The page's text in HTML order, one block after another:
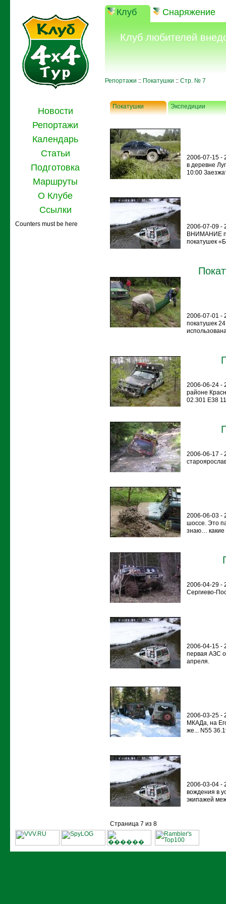
Клуб Снаряжение
Клуб любителей
Репортажи :: Покатушки :: Стр. № 7
Новости
Репортажи
Календарь
Статьи
Подготовка
Маршруты
О Клубе
Ссылки
Counters must be here
Покатушки Экспедиции
2006-07-15 -
в деревне
10:00
2006-07-09 -
ВНИМАНИЕ
покатушек
2006-07-01 -
покатушек
2006-06-24 -
районе
02.301 E38
2006-06-17 -
2006-06-03 -
шоссе. Это
знаю… какие
2006-04-29 -
Сергиево-
2006-04-15 -
первая АЗС
апреля.
2006-03-25 -
МКАДа, на
же... N55
2006-03-04 -
вождения в
экипажей
Страница 7 из 8